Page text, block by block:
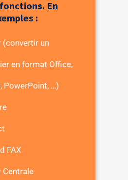
En
:
(convertir un
en format Office,
PowerPoint, …)
FAX
Centrale